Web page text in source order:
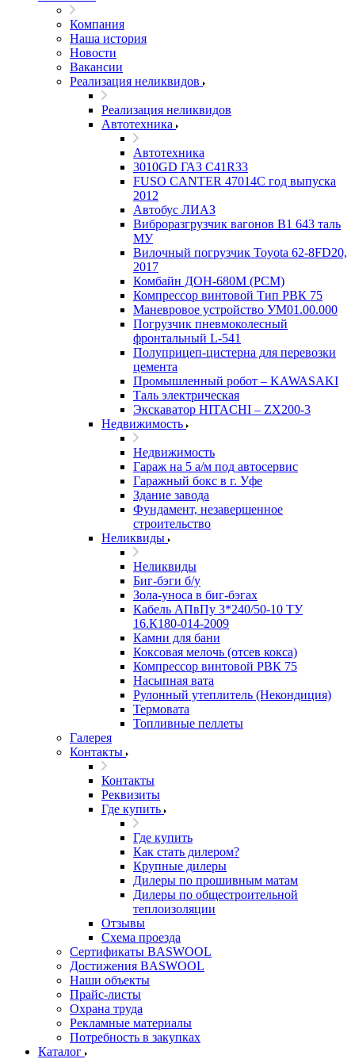
Компания
Наша история
Новости
Вакансии
Реализация неликвидов
Реализация неликвидов
Автотехника
Автотехника
3010GD ГАЗ С41R33
FUSO CANTER 47014C год выпуска
2012
Автобус ЛИАЗ
Виброразгрузчик вагонов В1 643 таль
МУ
Вилочный погрузчик Toyota 62-8FD20,
2017
Комбайн ДОН-680М (РСМ)
Компрессор винтовой Тип РВК 75
Маневровое устройство УМ01.00.000
Погрузчик пневмоколесный
фронтальный L-541
Полуприцеп-цистерна для перевозки
цемента
Промышленный робот – KAWASAKI
Таль электрическая
Экскаватор HITACHI – ZX200-3
Недвижимость
Недвижимость
Гараж на 5 а/м под автосервис
Гаражный бокс в г. Уфе
Здание завода
Фундамент, незавершенное
строительство
Неликвиды
Неликвиды
Биг-бэги б/у
Зола-уноса в биг-бэгах
Кабель АПвПу 3*240/50-10 ТУ
16.К180-014-2009
Камни для бани
Коксовая мелочь (отсев кокса)
Компрессор винтовой РВК 75
Насыпная вата
Рулонный утеплитель (Некондиция)
Термовата
Топливные пеллеты
Галерея
Контакты
Контакты
Реквизиты
Где купить
Где купить
Как стать дилером?
Крупные дилеры
Дилеры по прошивным матам
Дилеры по общестроительной
теплоизоляции
Отзывы
Схема проезда
Сертификаты BASWOOL
Достижения BASWOOL
Наши объекты
Прайс-листы
Охрана труда
Рекламные материалы
Потребность в закупках
Каталог